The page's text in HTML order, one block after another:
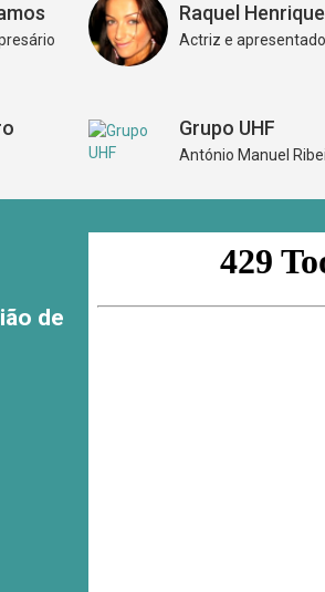
Raquel
Actriz e
Grupo UHF
António Manuel
de